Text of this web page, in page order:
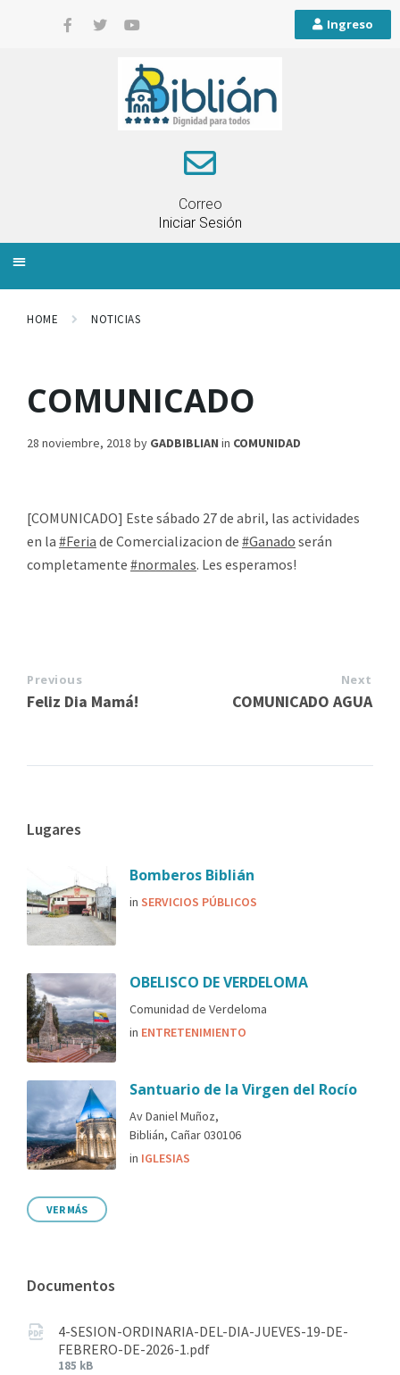
Ingreso
Correo
Iniciar Sesión
HOME NOTICIAS
COMUNICADO
28 noviembre, 2018 by GADBIBLIAN in COMUNIDAD
[COMUNICADO] Este sábado 27 de abril, las actividades
en la #Feria de Comercializacion de #Ganado serán
completamente #normales. Les esperamos!
Previous
Feliz Dia Mamá!
Next
COMUNICADO AGUA
Lugares
Bomberos Biblián
in SERVICIOS PÚBLICOS
OBELISCO DE VERDELOMA
Comunidad de Verdeloma
in ENTRETENIMIENTO
Santuario de la Virgen del Rocío
Av Daniel Muñoz,
Biblián, Cañar 030106
in IGLESIAS
VER MÁS
Documentos
4-SESION-ORDINARIA-DEL-DIA-JUEVES-19-DE-
FEBRERO-DE-2026-1.pdf
185 kB